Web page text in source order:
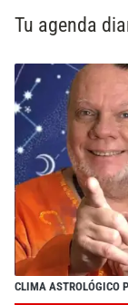
Tu agenda
CLIMA ASTROLÓGICO